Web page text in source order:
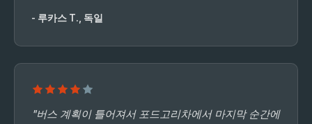
- 루카스 T., 독일
"버스 계획이 틀어져서 포드고리차에서 마지막 순간에